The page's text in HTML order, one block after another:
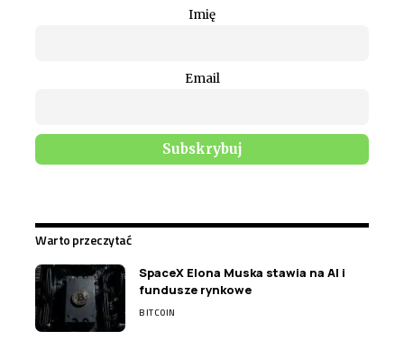
Imię
Email
Warto przeczytać
SpaceX Elona Muska stawia na AI i
fundusze rynkowe
BITCOIN